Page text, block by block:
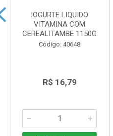
IOGURTE LIQUIDO
VITAMINA COM
CEREALITAMBE 1150G
Código: 40648
R$ 16,79